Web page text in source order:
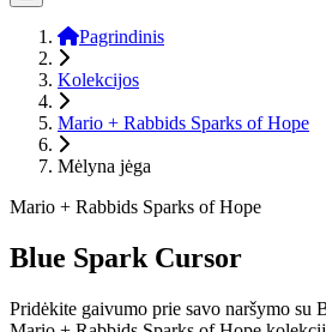
Pagrindinis
Kolekcijos
Mario + Rabbids Sparks of Hope
Mėlyna jėga
Mario + Rabbids Sparks of Hope
Blue Spark Cursor
Pridėkite gaivumo prie savo naršymo su